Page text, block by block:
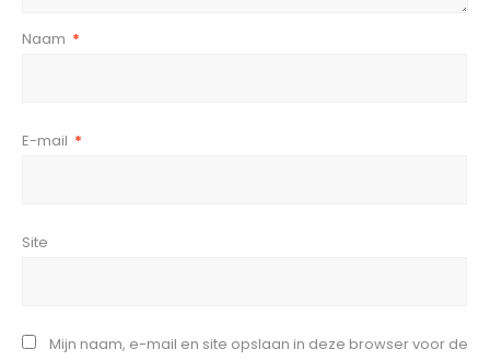
Naam *
E-mail *
Site
Mijn naam, e-mail en site opslaan in deze browser voor de